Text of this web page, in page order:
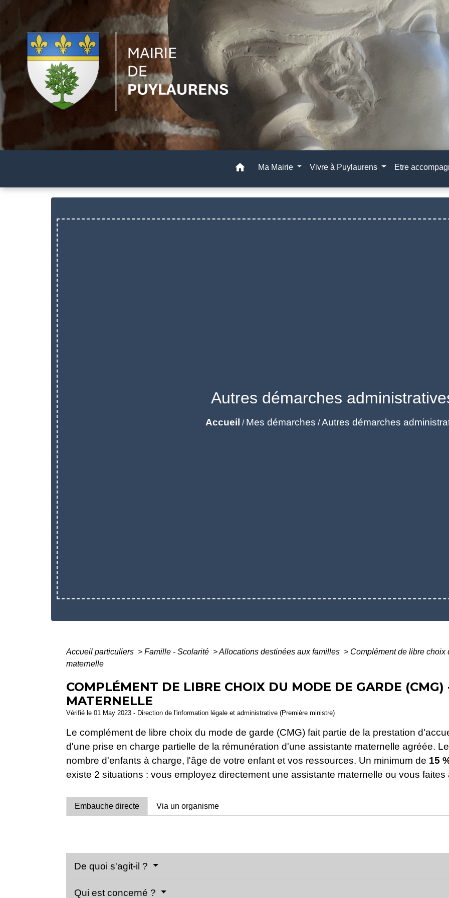
home Ma Mairie Vivre à Puylaurens Etre
Autres démarches
Accueil / Mes démarches /Autres démarches
Accueil particuliers > Famille - Scolarité >Allocations destinées aux familles > Complément de libre choix
maternelle
COMPLÉMENT DE LIBRE CHOIX DU MODE DE GARDE (CMG)
MATERNELLE
Vérifié le 01 May 2023 - Direction de l'information légale et administrative (Première ministre)
Le complément de libre choix du mode de garde (CMG) fait partie de la prestation
d'une prise en charge partielle de la rémunération d'une assistante maternelle agréée.
nombre d'enfants à charge, l'âge de votre enfant et vos ressources. Un minimum de 15
existe 2 situations : vous employez directement une assistante maternelle ou vous
Embauche directe Via un organisme
De quoi s'agit-il ?
Qui est concerné ?